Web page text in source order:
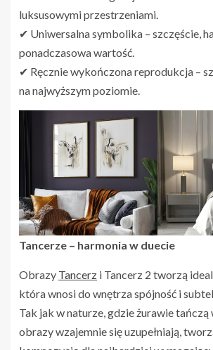
luksusowymi przestrzeniami.
✔ Uniwersalna symbolika – szczęście,
ponadczasowa wartość.
✔ Ręcznie wykończona reprodukcja –
na najwyższym poziomie.
Tancerze – harmonia w duecie
Obrazy Tancerz i Tancerz 2 tworzą
która wnosi do wnętrza spójność i
Tak jak w naturze, gdzie żurawie tańczą
obrazy wzajemnie się uzupełniają,